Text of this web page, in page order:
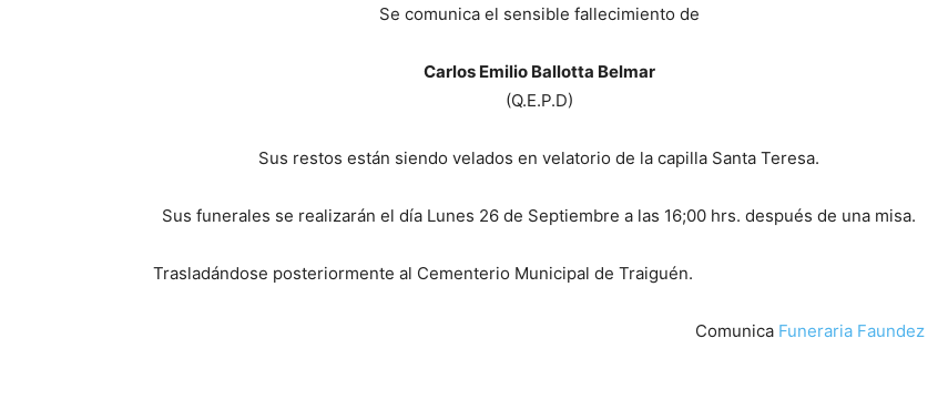
Se comunica el sensible fallecimiento de
Carlos Emilio Ballotta Belmar
(Q.E.P.D)
Sus restos están siendo velados en velatorio de la capilla Santa Teresa.
Sus funerales se realizarán el día Lunes 26 de Septiembre a las 16;00 hrs. después de una misa.
Trasladándose posteriormente al Cementerio Municipal de Traiguén.
Comunica Funeraria Faundez